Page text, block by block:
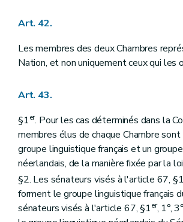
Art. 42.
Les membres des deux Chambres
Nation, et non uniquement ceux qui les
Art. 43.
§1er. Pour les cas déterminés dans la
membres élus de chaque Chambre
groupe linguistique français et un
néerlandais, de la manière fixée par la
§2. Les sénateurs visés à l'article 67, §1
forment le groupe linguistique français
sénateurs visés à l'article 67, §1er, 1°,